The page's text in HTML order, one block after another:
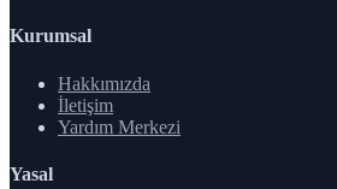
Kurumsal
Hakkımızda
İletişim
Yardım Merkezi
Yasal